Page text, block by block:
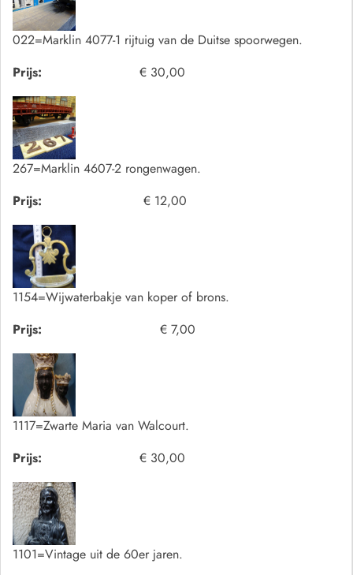
022=Marklin 4077-1 rijtuig van de Duitse spoorwegen.
Prijs:
€ 30,00
267=Marklin 4607-2 rongenwagen.
Prijs:
€ 12,00
1154=Wijwaterbakje van koper of brons.
Prijs:
€ 7,00
1117=Zwarte Maria van Walcourt.
Prijs:
€ 30,00
1101=Vintage uit de 60er jaren.